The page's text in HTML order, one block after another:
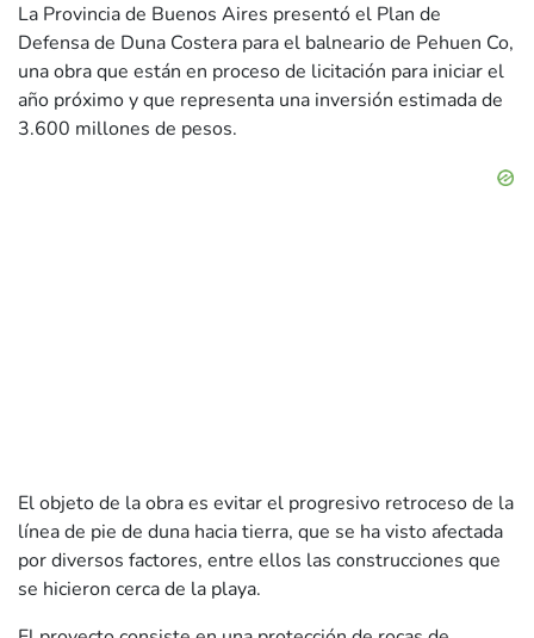
La Provincia de Buenos Aires presentó el Plan de
Defensa de Duna Costera para el balneario de Pehuen Co,
una obra que están en proceso de licitación para iniciar el
año próximo y que representa una inversión estimada de
3.600 millones de pesos.
El objeto de la obra es evitar el progresivo retroceso de la
línea de pie de duna hacia tierra, que se ha visto afectada
por diversos factores, entre ellos las construcciones que
se hicieron cerca de la playa.